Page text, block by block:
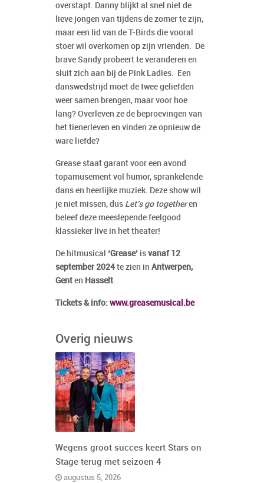
overstapt. Danny blijkt al snel niet de
lieve jongen van tijdens de zomer te zijn,
maar een lid van de T-Birds die vooral
stoer wil overkomen op zijn vrienden. De
brave Sandy probeert te veranderen en
sluit zich aan bij de Pink Ladies. Een
danswedstrijd moet de twee geliefden
weer samen brengen, maar voor hoe
lang? Overleven ze de beproevingen van
het tienerleven en vinden ze opnieuw de
ware liefde?
Grease staat garant voor een avond
topamusement vol humor, sprankelende
dans en heerlijke muziek. Deze show wil
je niet missen, dus Let’s go togetheren
beleef deze meeslepende feelgood
klassieker live in het theater!
De hitmusical ‘Grease’ is vanaf 12
september 2024 te zien in Antwerpen,
Gent en Hasselt.
Tickets & info: www.greasemusical.be
Overig nieuws
Wegens groot succes keert Stars on
Stage terug met seizoen 4
augustus 5, 2026